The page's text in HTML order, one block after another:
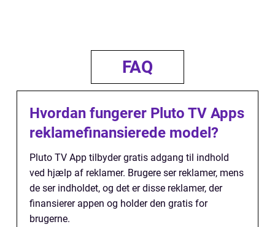
FAQ
Hvordan fungerer Pluto TV Apps
reklamefinansierede model?
Pluto TV App tilbyder gratis adgang til indhold
ved hjælp af reklamer. Brugere ser reklamer, mens
de ser indholdet, og det er disse reklamer, der
finansierer appen og holder den gratis for
brugerne.